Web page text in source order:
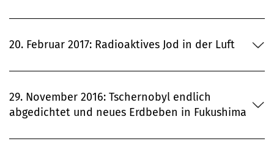
20. Februar 2017: Radioaktives Jod in der Luft
29. November 2016: Tschernobyl endlich
abgedichtet und neues Erdbeben in Fukushima